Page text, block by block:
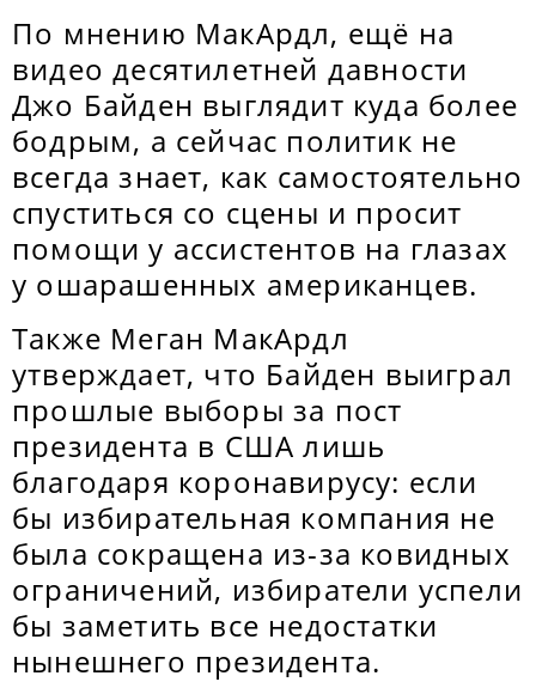
По мнению МакАрдл, ещё на
видео десятилетней давности
Джо Байден выглядит куда более
бодрым, а сейчас политик не
всегда знает, как самостоятельно
спуститься со сцены и просит
помощи у ассистентов на глазах
у ошарашенных американцев.
Также Меган МакАрдл
утверждает, что Байден выиграл
прошлые выборы за пост
президента в США лишь
благодаря коронавирусу: если
бы избирательная компания не
была сокращена из-за ковидных
ограничений, избиратели успели
бы заметить все недостатки
нынешнего президента.